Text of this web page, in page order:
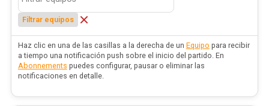
Filtrar equipos
Haz clic en una de las casillas a la derecha de un Equipo para recibir
a tiempo una notificación push sobre el inicio del partido. En
Abonnements puedes configurar, pausar o eliminar las
notificaciones en detalle.